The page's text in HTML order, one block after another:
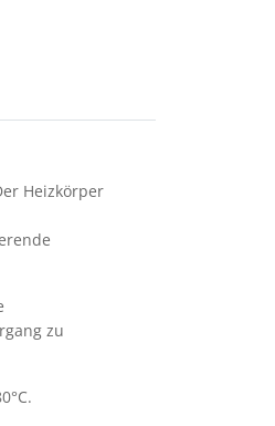
Heizkörper
zu